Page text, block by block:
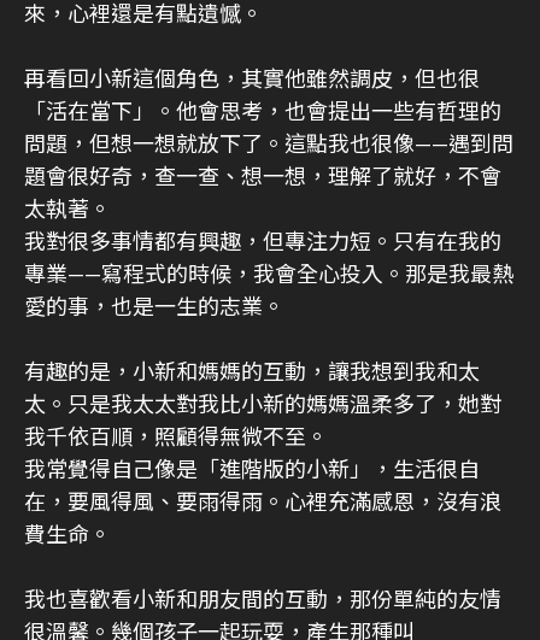
來，心裡還是有點遺憾。
再看回小新這個角色，其實他雖然調皮，但也很
「活在當下」。他會思考，也會提出一些有哲理的
問題，但想一想就放下了。這點我也很像——遇到問
題會很好奇，查一查、想一想，理解了就好，不會
太執著。
我對很多事情都有興趣，但專注力短。只有在我的
專業——寫程式的時候，我會全心投入。那是我最熱
愛的事，也是一生的志業。
有趣的是，小新和媽媽的互動，讓我想到我和太
太。只是我太太對我比小新的媽媽溫柔多了，她對
我千依百順，照顧得無微不至。
我常覺得自己像是「進階版的小新」，生活很自
在，要風得風、要雨得雨。心裡充滿感恩，沒有浪
費生命。
我也喜歡看小新和朋友間的互動，那份單純的友情
很溫馨。幾個孩子一起玩耍，產生那種叫